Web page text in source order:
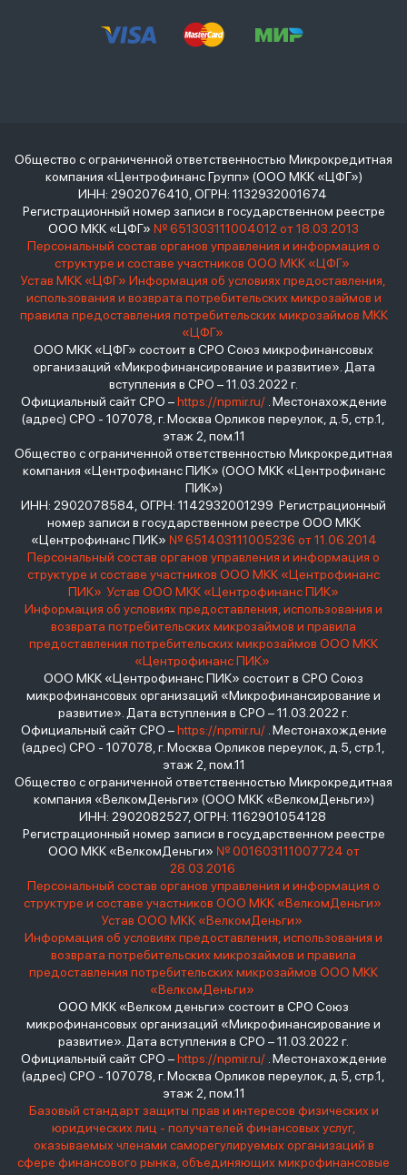
Общество с ограниченной ответственностью Микрокредитная
компания «Центрофинанс Групп» (ООО МКК «ЦФГ»)
ИНН: 2902076410, ОГРН: 1132932001674
Регистрационный номер записи в государственном реестре
ООО МКК «ЦФГ» № 651303111004012 от 18.03.2013
Персональный состав органов управления и информация о
структуре и составе участников ООО МКК «ЦФГ»
Устав МКК «ЦФГ» Информация об условиях предоставления,
использования и возврата потребительских микрозаймов и
правила предоставления потребительских микрозаймов МКК
«ЦФГ»
ООО МКК «ЦФГ» состоит в СРО Союз микрофинансовых
организаций «Микрофинансирование и развитие». Дата
вступления в СРО – 11.03.2022 г.
Официальный сайт СРО –https://npmir.ru/. Местонахождение
(адрес) СРО - 107078, г. Москва Орликов переулок, д.5, стр.1,
этаж 2, пом.11
Общество с ограниченной ответственностью Микрокредитная
компания «Центрофинанс ПИК» (ООО МКК «Центрофинанс
ПИК»)
ИНН: 2902078584, ОГРН: 1142932001299 Регистрационный
номер записи в государственном реестре ООО МКК
«Центрофинанс ПИК» № 651403111005236 от 11.06.2014
Персональный состав органов управления и информация о
структуре и составе участников ООО МКК «Центрофинанс
ПИК» Устав ООО МКК «Центрофинанс ПИК»
Информация об условиях предоставления, использования и
возврата потребительских микрозаймов и правила
предоставления потребительских микрозаймов ООО МКК
«Центрофинанс ПИК»
ООО МКК «Центрофинанс ПИК» состоит в СРО Союз
микрофинансовых организаций «Микрофинансирование и
развитие». Дата вступления в СРО – 11.03.2022 г.
Официальный сайт СРО –https://npmir.ru/. Местонахождение
(адрес) СРО - 107078, г. Москва Орликов переулок, д.5, стр.1,
этаж 2, пом.11
Общество с ограниченной ответственностью Микрокредитная
компания «ВелкомДеньги» (ООО МКК «ВелкомДеньги»)
ИНН: 2902082527, ОГРН: 1162901054128
Регистрационный номер записи в государственном реестре
ООО МКК «ВелкомДеньги» № 001603111007724 от
28.03.2016
Персональный состав органов управления и информация о
структуре и составе участников ООО МКК «ВелкомДеньги»
Устав ООО МКК «ВелкомДеньги»
Информация об условиях предоставления, использования и
возврата потребительских микрозаймов и правила
предоставления потребительских микрозаймов ООО МКК
«ВелкомДеньги»
ООО МКК «Велком деньги» состоит в СРО Союз
микрофинансовых организаций «Микрофинансирование и
развитие». Дата вступления в СРО – 11.03.2022 г.
Официальный сайт СРО –https://npmir.ru/. Местонахождение
(адрес) СРО - 107078, г. Москва Орликов переулок, д.5, стр.1,
этаж 2, пом.11
Базовый стандарт защиты прав и интересов физических и
юридических лиц - получателей финансовых услуг,
оказываемых членами саморегулируемых организаций в
сфере финансового рынка, объединяющих микрофинансовые